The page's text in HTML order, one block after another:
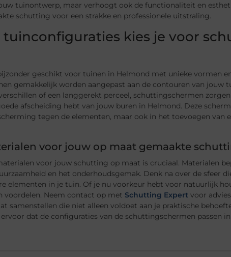
tuinontwerp, maar verhoogt ook de functionaliteit en
schutting voor een strakke en professionele uitstraling.
tuinconfiguraties kies je voor
geschikt voor tuinen in Helmond met unieke vormen
gemakkelijk worden aangepast aan de contouren van jouw
of een langgerekt perceel, schuttingschermen
afscheiding hebt van jouw buren in Helmond. Deze
tegen de elementen, maar ook in het toevoegen van
voor jouw op maat gemaakte
voor jouw schutting op maat is cruciaal. Materialen
en het onderhoudsgemak. Denk na over de sfeer
elementen in je tuin. Of je nu voorkeur hebt voor natuurlijk
voordelen. Neem contact op met Schutting Expert voor
samenstellen die niet alleen voldoet aan je praktische
dat de configuraties van de schuttingschermen passen